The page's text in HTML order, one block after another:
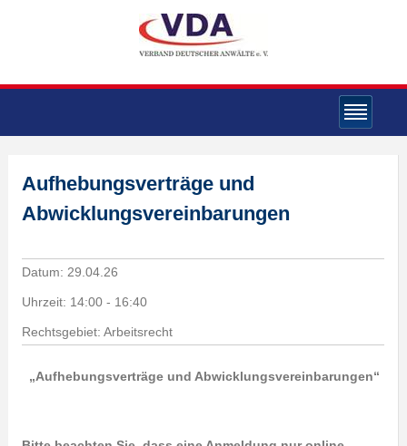
Aufhebungsverträge und
Abwicklungsvereinbarungen
Datum: 29.04.26
Uhrzeit: 14:00 - 16:40
Rechtsgebiet: Arbeitsrecht
„Aufhebungsverträge und Abwicklungsvereinbarungen“